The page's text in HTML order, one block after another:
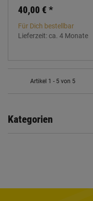
40,00 € *
Für Dich bestellbar
Lieferzeit:ca. 4 Monate
Artikel 1 - 5 von 5
Kategorien